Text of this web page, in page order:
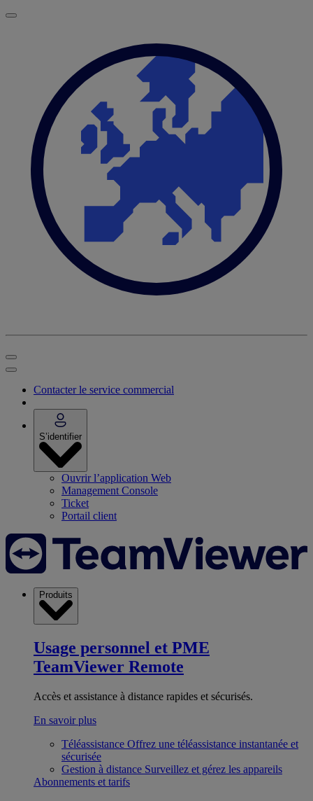
Contacter le service commercial
S’identifier
Ouvrir l’application Web
Management Console
Ticket
Portail client
Produits
Usage personnel et PME
TeamViewer Remote
Accès et assistance à distance rapides et sécurisés.
En savoir plus
Téléassistance Offrez une téléassistance instantanée et
sécurisée
Gestion à distance Surveillez et gérez les appareils
Abonnements et tarifs